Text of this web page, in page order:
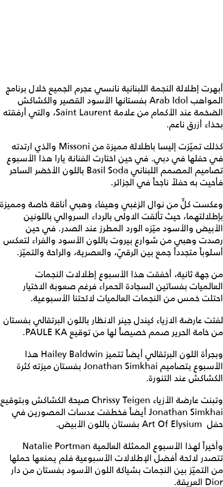
أبهرت إطلالة النجمة اللبنانية نانسي عجرم الجميع خلال برنامج
المواهب Arab Idol بفستانها الأسود القصير والكشاكش
الضخمة عند الأكمام من علامة Saint Laurent، والتي أرفقته
بحذاء أزرق ناعم.
كذلك تميّزت إليسا باطلالة مميزة من Missoni والذي ارتدته
في حفلها في دبي. في حين اختارت الفنانة يارا هذا الأسبوع
تصاميم المصمم اللبناني Basil Soda باللون الأخضر الساحر
فأحيت به حفلاً ناجحاً في الجزائر.
وعكست كلٍّ من نوال الزغبي وهيفاء وهبي أناقة خاصة ومميزة
بإطلالتهما، حيث تألقت الاولى بالرداء السروالي باللونين
الأبيض والأسود ميّزه الورد المطرز عند الصدر. في حين
رصدت وهبي من شوارع بيروت باللون الأسود والفراء لتعكس
أسلوباً متجدداً جمع بين الرقيّ، والعصرية، والراحة والتميّز.
من جهة ثانية، أخفقت هذا الأسبوع إطلالات النجمات
العالميات بفساتين السجادة الحمراء فرغم صعوبة الاختيار
احتلت خمس من النجمات العالميات لائحتنا الأسبوعية.
لفتت عارضة الازياء كيندل جينر الانظار باللون البرتقالي بفستان
من خامة الحرير صمم خصيصاً لها من توقيع PAULE KA.
وبجرأة اللون البرتقالي أيضاً تتميز Hailey Baldwin هذا
الأسبوع بتصاميم Jonathan Simkhai بفستان ميزته كثرة
الكشاكش عند التنورة.
وتبنت عارضة الأزياء Chrissy Teigen صيحة الكشاكش وبتوقيع
Jonathan Simkhai أيضاً فخطفت عدسات المصورين في
حفل Art Of Elysium بفستان باللون الأبيض.
وأخيراً لهذا الأسبوع الممثلة العالمية Natalie Portman
تتصدر لائحة أفضل الإطلالات الأسبوعية فلم يمنعها حملها
من التميّز بين النجمات بشياكة اللون الأسود بفستان من دار
Dior العريقة.